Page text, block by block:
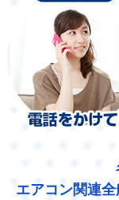
エアコン関連